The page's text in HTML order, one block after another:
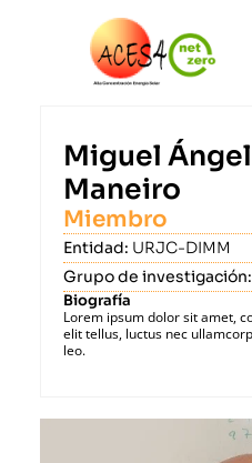
Miguel
Maneiro
Miembro
Entidad: URJC-DIMM
Grupo de investigación:
Biografía
Lorem ipsum dolor sit amet,
elit tellus, luctus nec
leo.